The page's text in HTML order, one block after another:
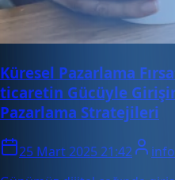
Küresel Pazarlama
ticaretin Gücüyle
Pazarlama Stratejileri
25 Mart 2025 21:42